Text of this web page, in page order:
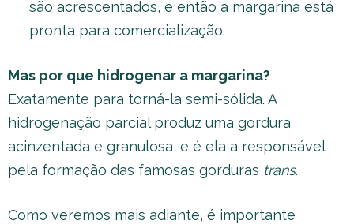
são acrescentados, e então a margarina está
pronta para comercialização.
Mas por que hidrogenar a margarina?
Exatamente para torná-la semi-sólida. A
hidrogenação parcial produz uma gordura
acinzentada e granulosa, e é ela a responsável
pela formação das famosas gorduras trans.
Como veremos mais adiante, é importante